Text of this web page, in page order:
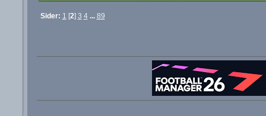
Sider: 1 [2] 3 4 ... 89